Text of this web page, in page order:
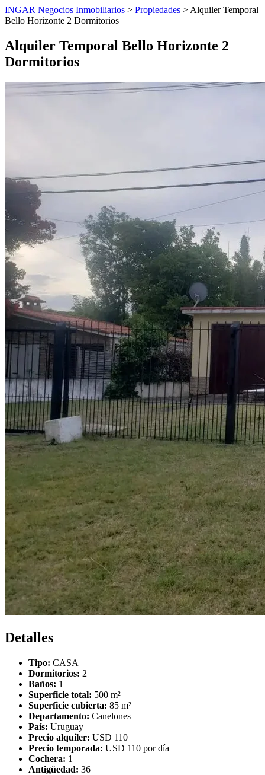
INGAR Negocios Inmobiliarios > Propiedades > Alquiler Temporal
Bello Horizonte 2 Dormitorios
Alquiler Temporal Bello Horizonte 2
Dormitorios
Detalles
Tipo: CASA
Dormitorios: 2
Baños: 1
Superficie total: 500 m²
Superficie cubierta: 85 m²
Departamento: Canelones
País: Uruguay
Precio alquiler: USD 110
Precio temporada: USD 110 por día
Cochera: 1
Antigüedad: 36